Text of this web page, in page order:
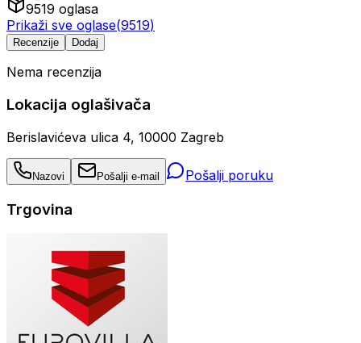
9519 oglasa
Prikaži sve oglase(9519)
Recenzije Dodaj
Nema recenzija
Lokacija oglašivača
Berislavićeva ulica 4, 10000 Zagreb
Nazovi Pošalji e-mail Pošalji poruku
Trgovina